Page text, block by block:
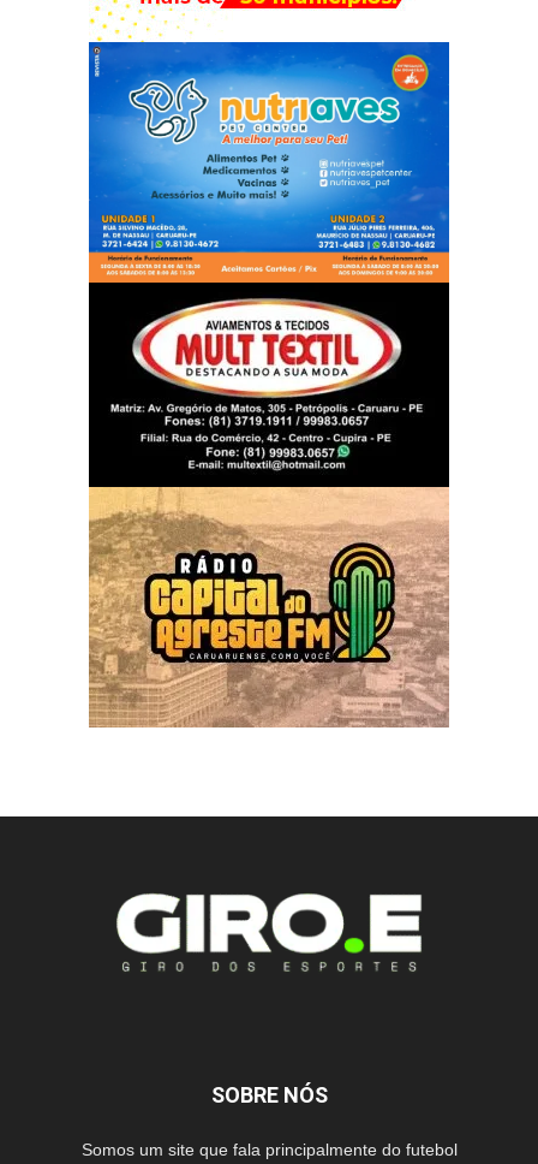
SOBRE NÓS
Somos um site que fala principalmente do futebol